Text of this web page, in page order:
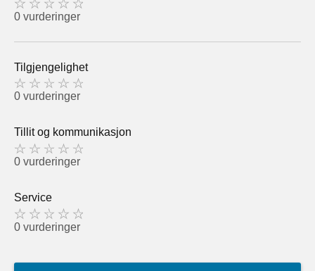
0 vurderinger
Tilgjengelighet
0 vurderinger
Tillit og kommunikasjon
0 vurderinger
Service
0 vurderinger